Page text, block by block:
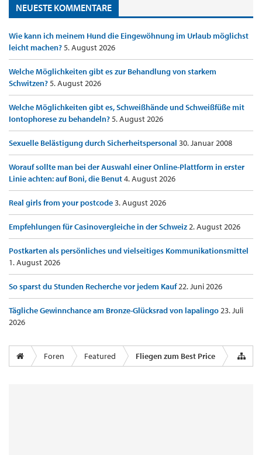
NEUESTE KOMMENTARE
Wie kann ich meinem Hund die Eingewöhnung im Urlaub möglichst
leicht machen?5. August 2026
Welche Möglichkeiten gibt es zur Behandlung von starkem
Schwitzen?5. August 2026
Welche Möglichkeiten gibt es, Schweißhände und Schweißfüße mit
Iontophorese zu behandeln?5. August 2026
Sexuelle Belästigung durch Sicherheitspersonal 30. Januar 2008
Worauf sollte man bei der Auswahl einer Online-Plattform in erster
Linie achten: auf Boni, die Benut4. August 2026
Real girls from your postcode3. August 2026
Empfehlungen für Casinovergleiche in der Schweiz2. August 2026
Postkarten als persönliches und vielseitiges Kommunikationsmittel
1. August 2026
So sparst du Stunden Recherche vor jedem Kauf22. Juni 2026
Tägliche Gewinnchance am Bronze-Glücksrad von lapalingo23. Juli
2026
Foren Featured Fliegen zum Best Price